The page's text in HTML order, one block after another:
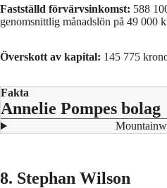
Fastställd förvärvsinkomst: 588
genomsnittlig månadslön på 49 000
Överskott av kapital: 145 775
Fakta
Annelie Pompes bolag
8. Stephan Wilson